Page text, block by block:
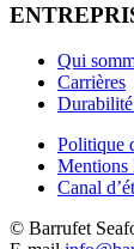
Qui
Carrières
Politique
Mentions
Canal
© Barrufet